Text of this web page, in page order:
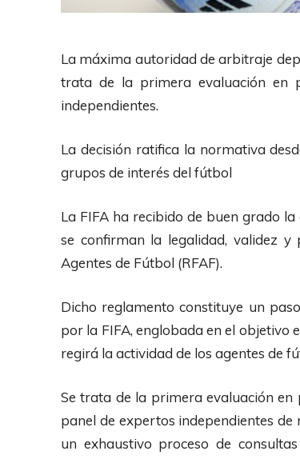
La máxima autoridad de arbitraje
trata de la primera evaluación en
independientes.
La decisión ratifica la normativa
grupos de interés del fútbol
La FIFA ha recibido de buen grado
se confirman la legalidad, validez y
Agentes de Fútbol (RFAF).
Dicho reglamento constituye un
por la FIFA, englobada en el objetivo
regirá la actividad de los agentes de
Se trata de la primera evaluación
panel de expertos independientes
un exhaustivo proceso de